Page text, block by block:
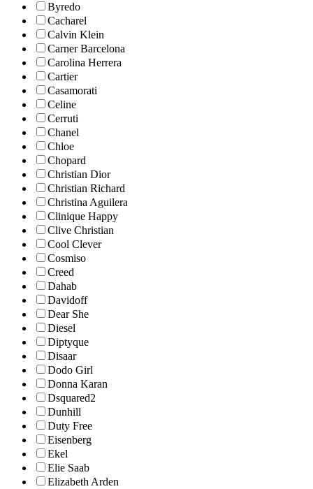
Byredo
Cacharel
Calvin Klein
Carner Barcelona
Carolina Herrera
Cartier
Casamorati
Celine
Cerruti
Chanel
Chloe
Chopard
Christian Dior
Christian Richard
Christina Aguilera
Clinique Happy
Clive Christian
Cool Clever
Cosmiso
Creed
Dahab
Davidoff
Dear She
Diesel
Diptyque
Disaar
Dodo Girl
Donna Karan
Dsquared2
Dunhill
Duty Free
Eisenberg
Ekel
Elie Saab
Elizabeth Arden